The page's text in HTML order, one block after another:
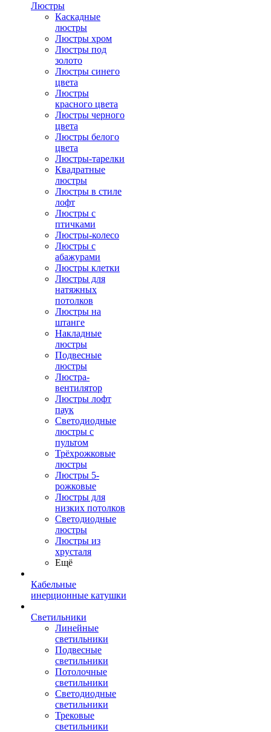
Люстры
Каскадные
люстры
Люстры хром
Люстры под
золото
Люстры синего
цвета
Люстры
красного цвета
Люстры черного
цвета
Люстры белого
цвета
Люстры-тарелки
Квадратные
люстры
Люстры в стиле
лофт
Люстры с
птичками
Люстры-колесо
Люстры с
абажурами
Люстры клетки
Люстры для
натяжных
потолков
Люстры на
штанге
Накладные
люстры
Подвесные
люстры
Люстра-
вентилятор
Люстры лофт
паук
Светодиодные
люстры с
пультом
Трёхрожковые
люстры
Люстры 5-
рожковые
Люстры для
низких потолков
Cветодиодные
люстры
Люстры из
хрусталя
Ещё
Кабельные
инерционные катушки
Светильники
Линейные
светильники
Подвесные
светильники
Потолочные
светильники
Светодиодные
светильники
Трековые
светильники